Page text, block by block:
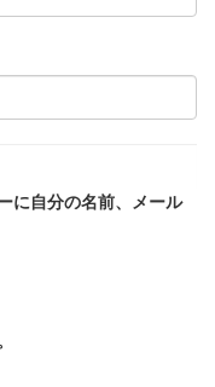
に自分の名前、メール